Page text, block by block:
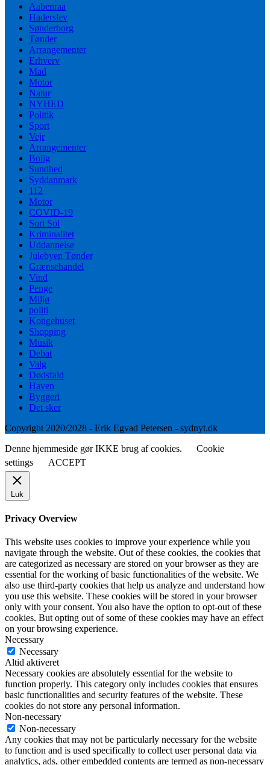
Aabenraa
Haderslev
Sønderborg
Tønder
Arrangementer
Erhverv
Mad
Motor
Natur
NYHED
Politik
Sport
Vejr
Arrangementer
Bolig
Sundhed
Syddanmark
112
Motor
COVID-19
Sort Sol
Kriminalitet
Uddannelse
Julebyen Tønder
Grænsehandel
Vind
Penge
Miljø
politi
Kongehuset
Shopping
Musik
Debat
Valg
Dødsfald
Haven
Byggeri
Det sker
Copyright 2020/2028 - Erik Egvad Petersen - sydnyt.dk
Denne hjemmeside gør IKKE brug af cookies.
Cookie
settings
ACCEPT
Luk
Privacy Overview
This website uses cookies to improve your experience while you
navigate through the website. Out of these cookies, the cookies that
are categorized as necessary are stored on your browser as they are
essential for the working of basic functionalities of the website. We
also use third-party cookies that help us analyze and understand how
you use this website. These cookies will be stored in your browser
only with your consent. You also have the option to opt-out of these
cookies. But opting out of some of these cookies may have an effect
on your browsing experience.
Necessary
Necessary
Altid aktiveret
Necessary cookies are absolutely essential for the website to
function properly. This category only includes cookies that ensures
basic functionalities and security features of the website. These
cookies do not store any personal information.
Non-necessary
Non-necessary
Any cookies that may not be particularly necessary for the website
to function and is used specifically to collect user personal data via
analytics, ads, other embedded contents are termed as non-necessary